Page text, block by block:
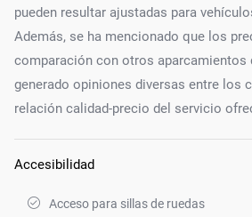
pueden resultar ajustadas para
Además, se ha mencionado que los
comparación con otros aparcamientos
generado opiniones diversas entre los
relación calidad-precio del servicio
Accesibilidad
Acceso para sillas de ruedas